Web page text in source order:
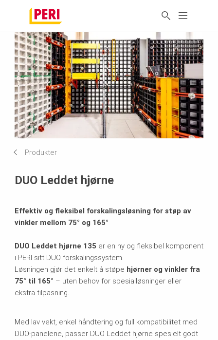
Produkter
DUO Leddet hjørne
Effektiv og fleksibel forskalingsløsning for støp av
vinkler mellom 75° og 165°
DUO Leddet hjørne 135 er en ny og fleksibel komponent
i PERI sitt DUO forskalingssystem.
Løsningen gjør det enkelt å støpe hjørner og vinkler fra
75° til 165° – uten behov for spesialløsninger eller
ekstra tilpasning.
Med lav vekt, enkel håndtering og full kompatibilitet med
DUO-panelene, passer DUO Leddet hjørne spesielt godt